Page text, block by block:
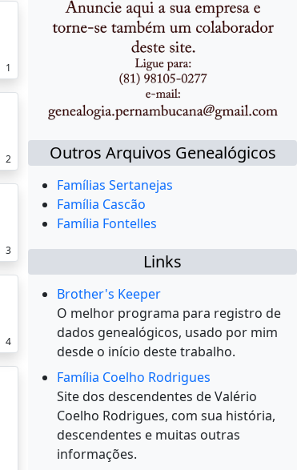
1
2
3
4
Outros Arquivos Genealógicos
Famílias Sertanejas
Família Cascão
Família Fontelles
Links
Brother's Keeper
O melhor programa para registro de
dados genealógicos, usado por mim
desde o início deste trabalho.
Família Coelho Rodrigues
Site dos descendentes de Valério
Coelho Rodrigues, com sua história,
descendentes e muitas outras
informações.